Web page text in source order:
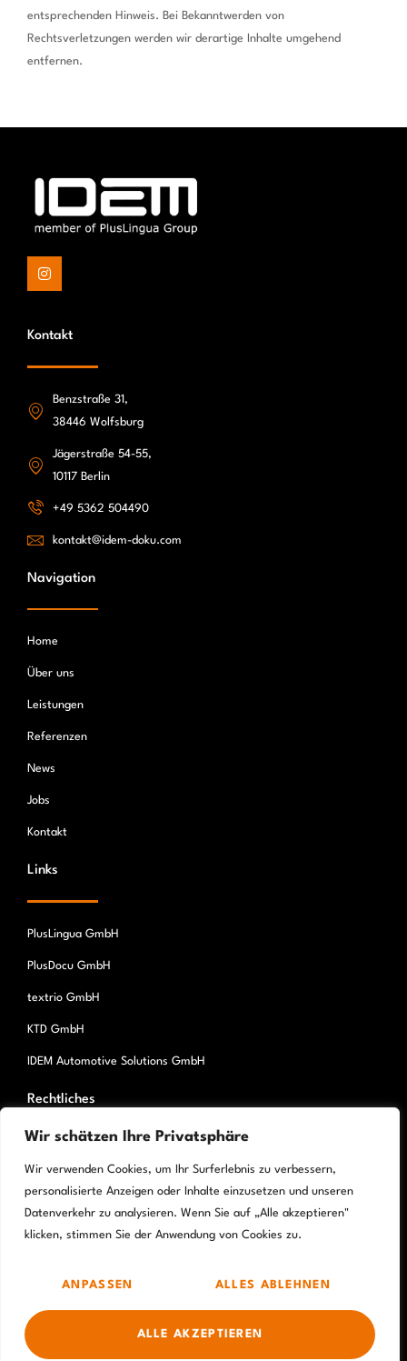
Wir schätzen Ihre Privatsphäre
Wir verwenden Cookies, um Ihr Surferlebnis zu verbessern,
personalisierte Anzeigen oder Inhalte einzusetzen und unseren
Datenverkehr zu analysieren. Wenn Sie auf „Alle akzeptieren"
klicken, stimmen Sie der Anwendung von Cookies zu.
ANPASSEN ALLES ABLEHNEN
ALLE AKZEPTIEREN
entsprechenden Hinweis. Bei Bekanntwerden von
Rechtsverletzungen werden wir derartige Inhalte umgehend
entfernen.
Kontakt
Benzstraße 31,
38446 Wolfsburg
Jägerstraße 54-55,
10117 Berlin
+49 5362 504490
kontakt@idem-doku.com
Navigation
Home
Über uns
Leistungen
Referenzen
News
Jobs
Kontakt
Links
PlusLingua GmbH
PlusDocu GmbH
textrio GmbH
KTD GmbH
IDEM Automotive Solutions GmbH
Rechtliches
Datenschutz
Impressum
© 2025 – IDEM Doku GmbH – member of PlusLingua Group – Alle
Responsive Webdesign